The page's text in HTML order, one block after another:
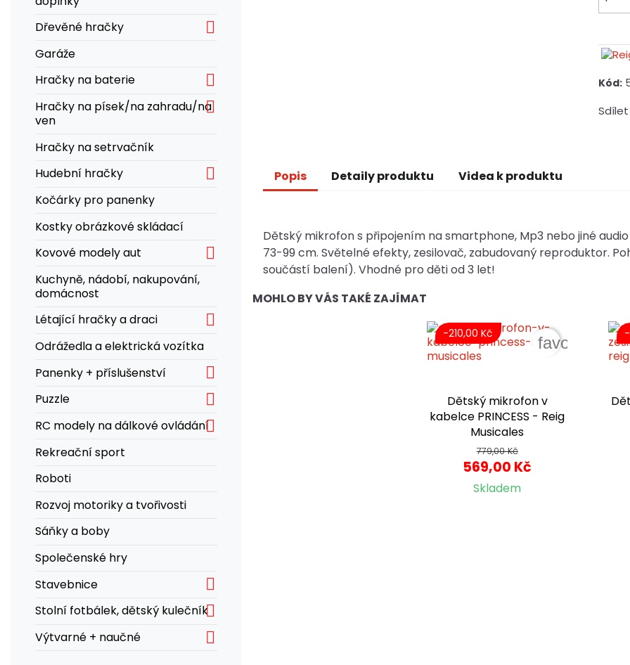
Dřevěné hračky 
Garáže
Hračky na baterie

Hračky na písek/na zahradu/na
ven

Hračky na setrvačník
Hudební hračky

Kočárky pro panenky
Kostky obrázkové skládací
Kovové modely aut

Kuchyně, nádobí, nakupování,
domácnost
Létající hračky a draci

Odrážedla a elektrická vozítka
Panenky + příslušenství

Puzzle 
RC modely na dálkové ovládání
Rekreační sport
Roboti
Rozvoj motoriky a tvořivosti
Sáňky a boby
Společenské hry
Stavebnice

Stolní fotbálek, dětský kulečník
Výtvarné + naučné 
Kód:
Sdílet
Popis Detaily produktu Videa k produktu
Dětský mikrofon s připojením na smartphone, Mp3 nebo jiné
73-99 cm. Světelné efekty, zesilovač, zabudovaný reproduktor.
součástí balení). Vhodné pro děti od 3 let!
MOHLO BY VÁS TAKÉ ZAJÍMAT
Dětský mikrofon v
kabelce PRINCESS - Reig
Musicales
779,00 Kč
569,00 Kč
Skladem
-210,00 Kč